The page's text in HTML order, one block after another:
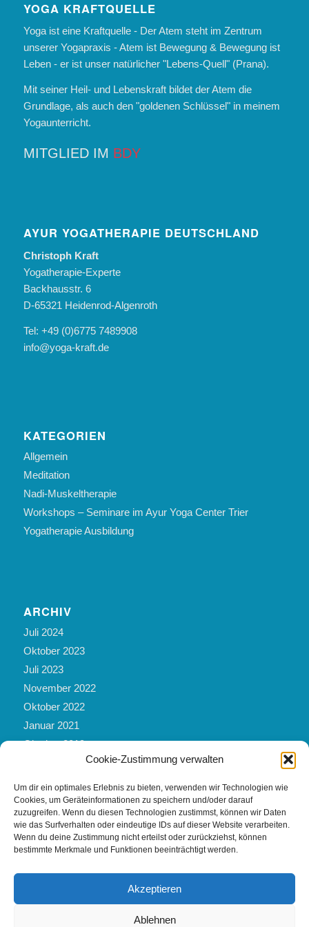
Cookie-Zustimmung verwalten
Um dir ein optimales Erlebnis zu bieten, verwenden wir Technologien wie
Cookies, um Geräteinformationen zu speichern und/oder darauf
zuzugreifen. Wenn du diesen Technologien zustimmst, können wir Daten
wie das Surfverhalten oder eindeutige IDs auf dieser Website verarbeiten.
Wenn du deine Zustimmung nicht erteilst oder zurückziehst, können
bestimmte Merkmale und Funktionen beeinträchtigt werden.
Akzeptieren
Ablehnen
YOGA KRAFTQUELLE
Yoga ist eine Kraftquelle - Der Atem steht im Zentrum
unserer Yogapraxis - Atem ist Bewegung & Bewegung ist
Leben - er ist unser natürlicher "Lebens-Quell" (Prana).
Mit seiner Heil- und Lebenskraft bildet der Atem die
Grundlage, als auch den "goldenen Schlüssel" in meinem
Yogaunterricht.
MITGLIED IM BDY
AYUR YOGATHERAPIE DEUTSCHLAND
Christoph Kraft
Yogatherapie-Experte
Backhausstr. 6
D-65321 Heidenrod-Algenroth
Tel: +49 (0)6775 7489908
info@yoga-kraft.de
KATEGORIEN
Allgemein
Meditation
Nadi-Muskeltherapie
Workshops – Seminare im Ayur Yoga Center Trier
Yogatherapie Ausbildung
ARCHIV
Juli 2024
Oktober 2023
Juli 2023
November 2022
Oktober 2022
Januar 2021
Oktober 2019
Februar 2017
November 2016
Februar 2016
September 2012